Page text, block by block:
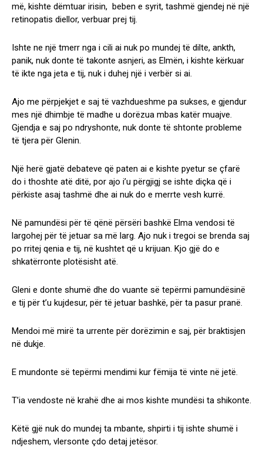
më, kishte dëmtuar irisin, beben e syrit, tashmë gjendej në një
retinopatis diellor, verbuar prej tij.
Ishte ne një tmerr nga i cili ai nuk po mundej të dilte, ankth,
panik, nuk donte të takonte asnjeri, as Elmën, i kishte kërkuar
të ikte nga jeta e tij, nuk i duhej një i verbër si ai.
Ajo me përpjekjet e saj të vazhdueshme pa sukses, e gjendur
mes një dhimbje të madhe u dorëzua mbas katër muajve.
Gjendja e saj po ndryshonte, nuk donte të shtonte probleme
të tjera për Glenin.
Një herë gjatë debateve që paten ai e kishte pyetur se çfarë
do i thoshte atë ditë, por ajo i’u përgjigj se ishte diçka që i
përkiste asaj tashmë dhe ai nuk do e merrte vesh kurrë.
Në pamundësi për të qënë përsëri bashkë Elma vendosi të
largohej për të jetuar sa më larg. Ajo nuk i tregoi se brenda saj
po rritej qenia e tij, në kushtet që u krijuan. Kjo gjë do e
shkatërronte plotësisht atë.
Gleni e donte shumë dhe do vuante së tepërmi pamundësinë
e tij për t’u kujdesur, për të jetuar bashkë, për ta pasur pranë.
Mendoi më mirë ta urrente për dorëzimin e saj, për braktisjen
në dukje.
E mundonte së tepërmi mendimi kur fëmija të vinte në jetë.
T’ia vendoste në krahë dhe ai mos kishte mundësi ta shikonte.
Këtë gjë nuk do mundej ta mbante, shpirti i tij ishte shumë i
ndjeshem, vlersonte çdo detaj jetësor.